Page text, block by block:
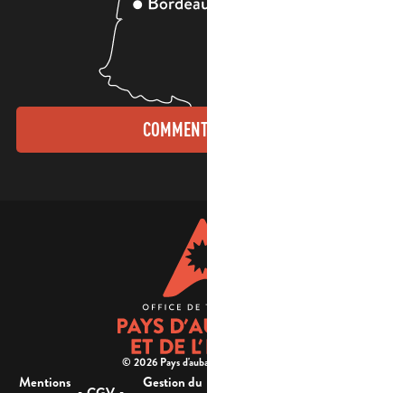
COMMENT VENIR ?
© 2026 Pays d'aubagne et de l'étoile -
Mentions Gestion du